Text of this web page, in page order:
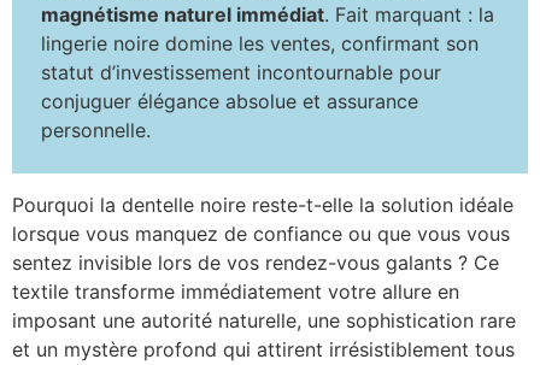
magnétisme naturel immédiat. Fait marquant : la
lingerie noire domine les ventes, confirmant son
statut d’investissement incontournable pour
conjuguer élégance absolue et assurance
personnelle.
Pourquoi la dentelle noire reste-t-elle la solution idéale
lorsque vous manquez de confiance ou que vous vous
sentez invisible lors de vos rendez-vous galants ? Ce
textile transforme immédiatement votre allure en
imposant une autorité naturelle, une sophistication rare
et un mystère profond qui attirent irrésistiblement tous